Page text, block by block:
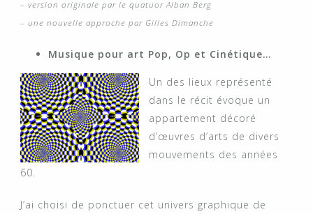
– version originale par le quatuor Alban Berg
– une nouvelle approche par Gilles Dimanche
Musique pour art Pop, Op et Cinétique…
Un des lieux représenté
dans le récit évoque un
appartement décoré
d’œuvres d’arts de divers
mouvements des années
60.
J’ai choisi de ponctuer cet univers graphique de